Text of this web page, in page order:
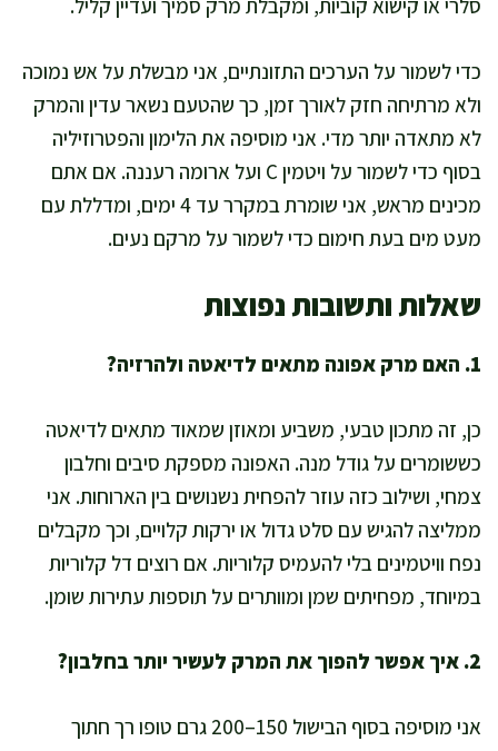
סלרי או קישוא קוביות, ומקבלת מרק סמיך ועדיין קליל.
כדי לשמור על הערכים התזונתיים, אני מבשלת על אש נמוכה
ולא מרתיחה חזק לאורך זמן, כך שהטעם נשאר עדין והמרק
לא מתאדה יותר מדי. אני מוסיפה את הלימון והפטרוזיליה
בסוף כדי לשמור על ויטמין C ועל ארומה רעננה. אם אתם
מכינים מראש, אני שומרת במקרר עד 4 ימים, ומדללת עם
מעט מים בעת חימום כדי לשמור על מרקם נעים.
שאלות ותשובות נפוצות
1. האם מרק אפונה מתאים לדיאטה ולהרזיה?
כן, זה מתכון טבעי, משביע ומאוזן שמאוד מתאים לדיאטה
כששומרים על גודל מנה. האפונה מספקת סיבים וחלבון
צמחי, ושילוב כזה עוזר להפחית נשנושים בין הארוחות. אני
ממליצה להגיש עם סלט גדול או ירקות קלויים, וכך מקבלים
נפח וויטמינים בלי להעמיס קלוריות. אם רוצים דל קלוריות
במיוחד, מפחיתים שמן ומוותרים על תוספות עתירות שומן.
2. איך אפשר להפוך את המרק לעשיר יותר בחלבון?
אני מוסיפה בסוף הבישול 150–200 גרם טופו רך חתוך